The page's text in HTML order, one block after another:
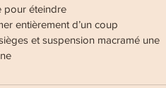
pour éteindre
entièrement d’un coup
et suspension macramé une